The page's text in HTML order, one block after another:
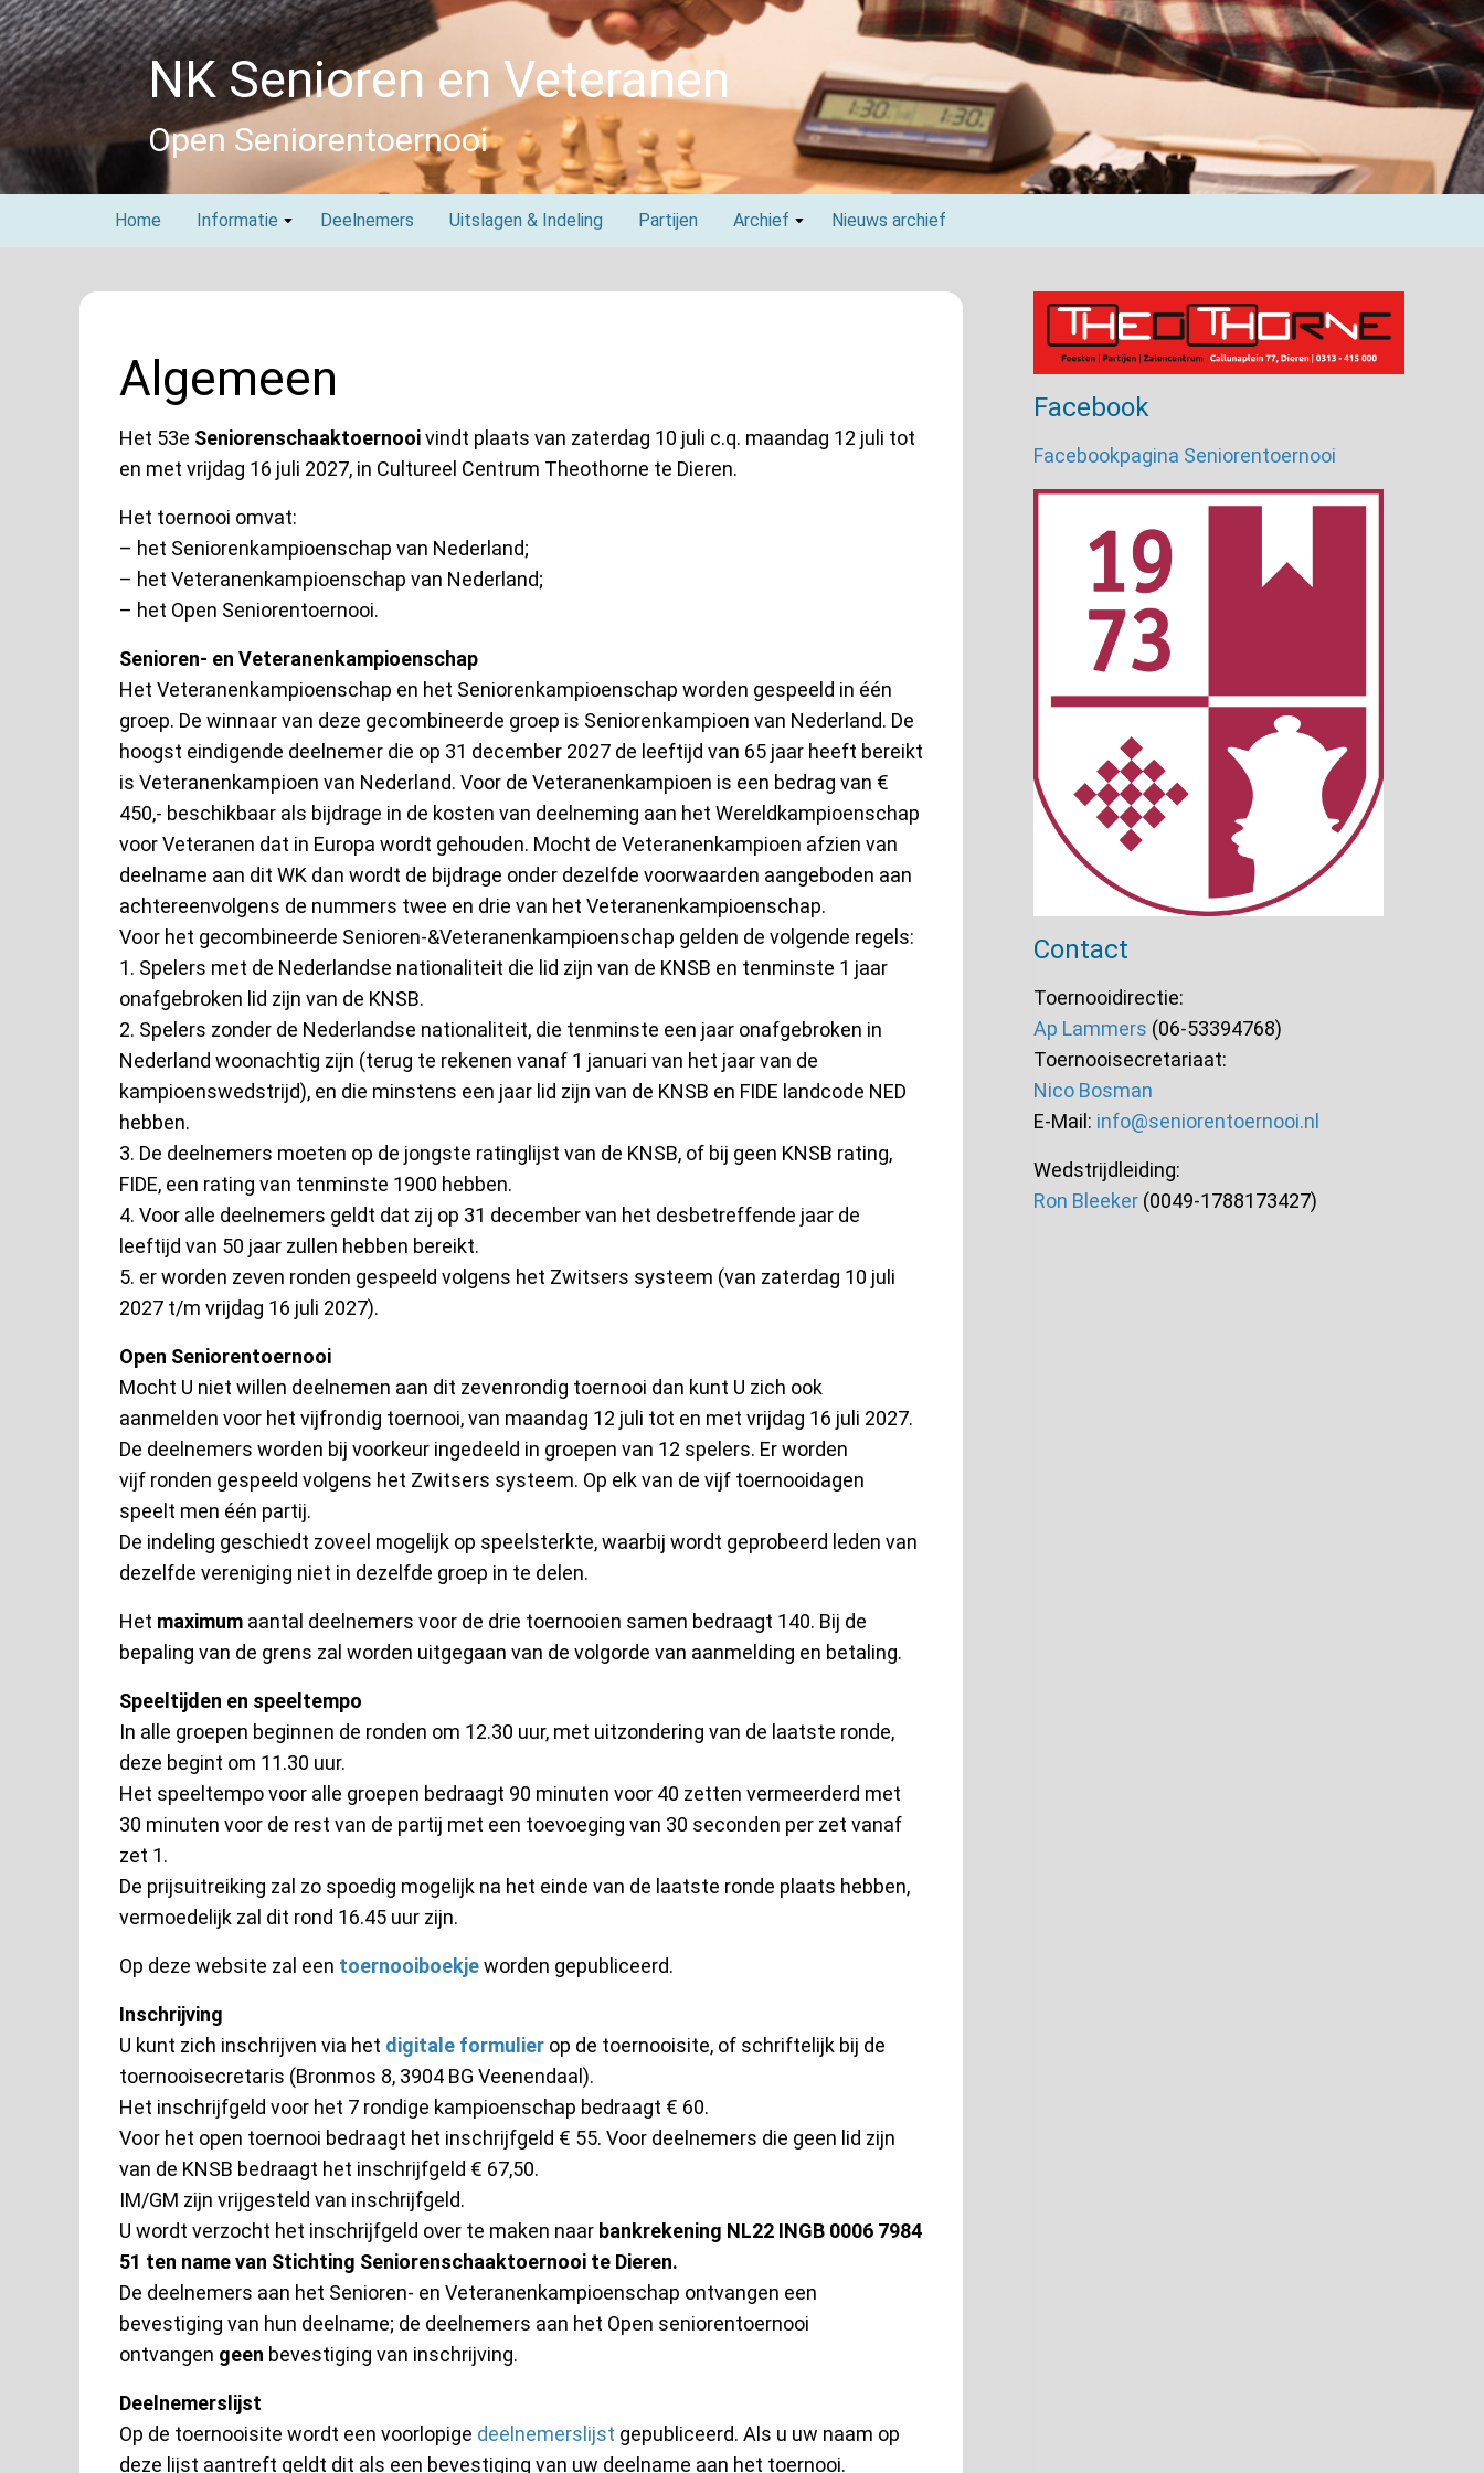
Skip
to
content
NK Senioren en Veteranen
Open Seniorentoernooi
Home Informatie Deelnemers Uitslagen & Indeling Partijen Archief Nieuws archief
Algemeen
Het 53e Seniorenschaaktoernooivindt plaats van zaterdag 10 juli c.q. maandag 12 juli tot
en met vrijdag 16 juli 2027, in Cultureel Centrum Theothorne te Dieren.
Het toernooi omvat:
– het Seniorenkampioenschap van Nederland;
– het Veteranenkampioenschap van Nederland;
– het Open Seniorentoernooi.
Senioren- en Veteranenkampioenschap
Het Veteranenkampioenschap en het Seniorenkampioenschap worden gespeeld in één
groep. De winnaar van deze gecombineerde groep is Seniorenkampioen van Nederland. De
hoogst eindigende deelnemer die op 31 december 2027 de leeftijd van 65 jaar heeft bereikt
is Veteranenkampioen van Nederland. Voor de Veteranenkampioen is een bedrag van €
450,- beschikbaar als bijdrage in de kosten van deelneming aan het Wereldkampioenschap
voor Veteranen dat in Europa wordt gehouden. Mocht de Veteranenkampioen afzien van
deelname aan dit WK dan wordt de bijdrage onder dezelfde voorwaarden aangeboden aan
achtereenvolgens de nummers twee en drie van het Veteranenkampioenschap.
Voor het gecombineerde Senioren-&Veteranenkampioenschap gelden de volgende regels:
1. Spelers met de Nederlandse nationaliteit die lid zijn van de KNSB en tenminste 1 jaar
onafgebroken lid zijn van de KNSB.
2. Spelers zonder de Nederlandse nationaliteit, die tenminste een jaar onafgebroken in
Nederland woonachtig zijn (terug te rekenen vanaf 1 januari van het jaar van de
kampioenswedstrijd), en die minstens een jaar lid zijn van de KNSB en FIDE landcode NED
hebben.
3. De deelnemers moeten op de jongste ratinglijst van de KNSB, of bij geen KNSB rating,
FIDE, een rating van tenminste 1900 hebben.
4. Voor alle deelnemers geldt dat zij op 31 december van het desbetreffende jaar de
leeftijd van 50 jaar zullen hebben bereikt.
5. er worden zeven ronden gespeeld volgens het Zwitsers systeem (van zaterdag 10 juli
2027 t/m vrijdag 16 juli 2027).
Open Seniorentoernooi
Mocht U niet willen deelnemen aan dit zevenrondig toernooi dan kunt U zich ook
aanmelden voor het vijfrondig toernooi, van maandag 12 juli tot en met vrijdag 16 juli 2027.
De deelnemers worden bij voorkeur ingedeeld in groepen van 12 spelers. Er worden
vijf ronden gespeeld volgens het Zwitsers systeem. Op elk van de vijf toernooidagen
speelt men één partij.
De indeling geschiedt zoveel mogelijk op speelsterkte, waarbij wordt geprobeerd leden van
dezelfde vereniging niet in dezelfde groep in te delen.
Het maximum aantal deelnemers voor de drie toernooien samen bedraagt 140. Bij de
bepaling van de grens zal worden uitgegaan van de volgorde van aanmelding en betaling.
Speeltijden en speeltempo
In alle groepen beginnen de ronden om 12.30 uur, met uitzondering van de laatste ronde,
deze begint om 11.30 uur.
Het speeltempo voor alle groepen bedraagt 90 minuten voor 40 zetten vermeerderd met
30 minuten voor de rest van de partij met een toevoeging van 30 seconden per zet vanaf
zet 1.
De prijsuitreiking zal zo spoedig mogelijk na het einde van de laatste ronde plaats hebben,
vermoedelijk zal dit rond 16.45 uur zijn.
Op deze website zal een toernooiboekjeworden gepubliceerd.
Inschrijving
U kunt zich inschrijven via het digitale formulier op de toernooisite, of schriftelijk bij de
toernooisecretaris (Bronmos 8, 3904 BG Veenendaal).
Het inschrijfgeld voor het 7 rondige kampioenschap bedraagt € 60.
Voor het open toernooi bedraagt het inschrijfgeld € 55. Voor deelnemers die geen lid zijn
van de KNSB bedraagt het inschrijfgeld € 67,50.
IM/GM zijn vrijgesteld van inschrijfgeld.
U wordt verzocht het inschrijfgeld over te maken naar bankrekening NL22 INGB 0006 7984
51 ten name van Stichting Seniorenschaaktoernooi te Dieren.
De deelnemers aan het Senioren- en Veteranenkampioenschap ontvangen een
bevestiging van hun deelname; de deelnemers aan het Open seniorentoernooi
ontvangen geen bevestiging van inschrijving.
Deelnemerslijst
Op de toernooisite wordt een voorlopige deelnemerslijst gepubliceerd. Als u uw naam op
deze lijst aantreft geldt dit als een bevestiging van uw deelname aan het toernooi.
Facebook
Facebookpagina Seniorentoernooi
Contact
Toernooidirectie:
Ap Lammers (06-53394768)
Toernooisecretariaat:
Nico Bosman
E-Mail: info@seniorentoernooi.nl
Wedstrijdleiding:
Ron Bleeker (0049-1788173427)